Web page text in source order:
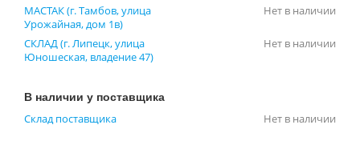
МАСТАК (г. Тамбов, улица
Урожайная, дом 1в)
Нет в наличии
СКЛАД (г. Липецк, улица
Юношеская, владение 47)
Нет в наличии
В наличии у поставщика
Склад поставщика Нет в наличии